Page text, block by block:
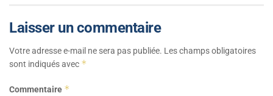
Laisser un commentaire
Votre adresse e-mail ne sera pas publiée. Les champs obligatoires
sont indiqués avec *
Commentaire *